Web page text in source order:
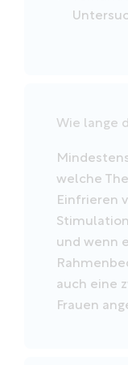
Wie lange
welche
Einfrieren
und wenn
auch eine
Frauen